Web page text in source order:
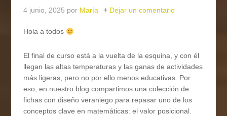
4 junio, 2025 por María Dejar un comentario
Hola a todos
El final de curso está a la vuelta de la esquina, y con él
llegan las altas temperaturas y las ganas de actividades
más ligeras, pero no por ello menos educativas. Por
eso, en nuestro blog compartimos una colección de
fichas con diseño veraniego para repasar uno de los
conceptos clave en matemáticas: el valor posicional.